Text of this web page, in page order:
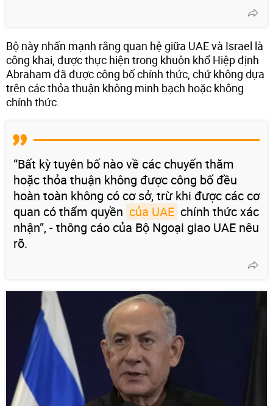
Bộ này nhấn mạnh rằng quan hệ giữa UAE và Israel là
công khai, được thực hiện trong khuôn khổ Hiệp định
Abraham đã được công bố chính thức, chứ không dựa
trên các thỏa thuận không minh bạch hoặc không
chính thức.
“Bất kỳ tuyên bố nào về các chuyến thăm
hoặc thỏa thuận không được công bố đều
hoàn toàn không có cơ sở, trừ khi được các cơ
quan có thẩm quyền của UAE chính thức xác
nhận”, - thông cáo của Bộ Ngoại giao UAE nêu
rõ.